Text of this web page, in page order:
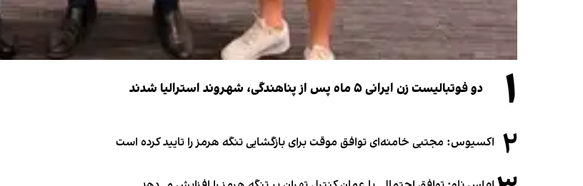
۱ دو فوتبالیست زن ایرانی ۵ ماه پس از پناهندگی، شهروند استرالیا شدند
۲ اکسیوس: مجتبی خامنه‌ای توافق موقت برای بازگشایی تنگه هرمز را تایید کرده است